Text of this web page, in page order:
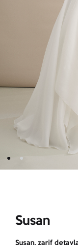
Susan
Susan, zarif